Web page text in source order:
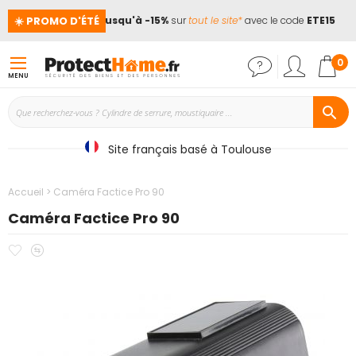
☀️ PROMO D'ÉTÉ
! 📢Jusqu'à -15%surtout le site*avec le codeETE15
MENU
0
Site français basé à Toulouse
Accueil Caméra Factice Pro 90
Caméra Factice Pro 90
Ajouter